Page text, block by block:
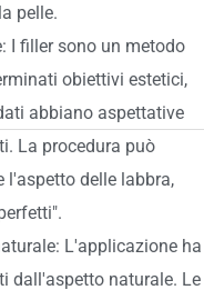
pelle.
I filler sono un metodo
obiettivi estetici,
abbiano aspettative
La procedura può
delle labbra,
L'applicazione ha
dall'aspetto naturale. Le